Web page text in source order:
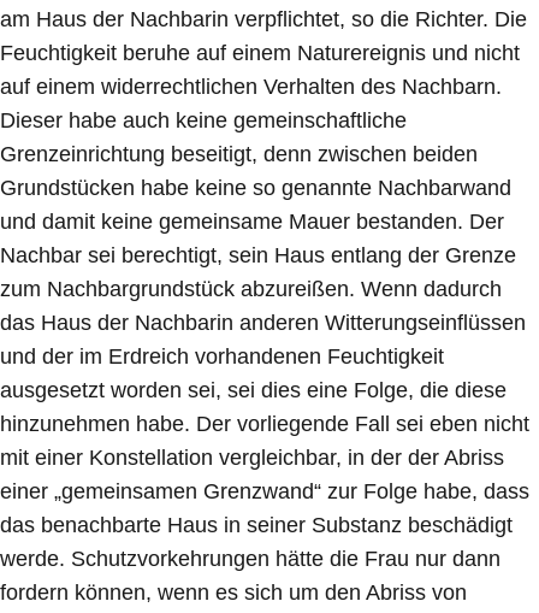
am Haus der Nachbarin verpflichtet, so die Richter. Die
Feuchtigkeit beruhe auf einem Naturereignis und nicht
auf einem widerrechtlichen Verhalten des Nachbarn.
Dieser habe auch keine gemeinschaftliche
Grenzeinrichtung beseitigt, denn zwischen beiden
Grundstücken habe keine so genannte Nachbarwand
und damit keine gemeinsame Mauer bestanden. Der
Nachbar sei berechtigt, sein Haus entlang der Grenze
zum Nachbargrundstück abzureißen. Wenn dadurch
das Haus der Nachbarin anderen Witterungseinflüssen
und der im Erdreich vorhandenen Feuchtigkeit
ausgesetzt worden sei, sei dies eine Folge, die diese
hinzunehmen habe. Der vorliegende Fall sei eben nicht
mit einer Konstellation vergleichbar, in der der Abriss
einer „gemeinsamen Grenzwand“ zur Folge habe, dass
das benachbarte Haus in seiner Substanz beschädigt
werde. Schutzvorkehrungen hätte die Frau nur dann
fordern können, wenn es sich um den Abriss von